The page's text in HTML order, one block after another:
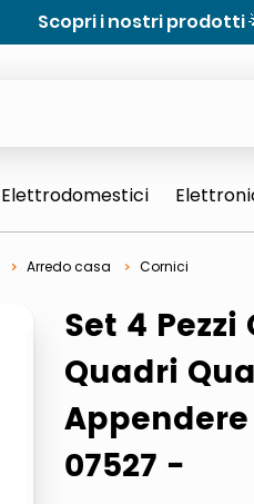
Scopri i nostri prodotti
0703 thin rotondo sun
Elettrodomestici
Arredo casa Cornici
Set 4
Quadri
07527 -